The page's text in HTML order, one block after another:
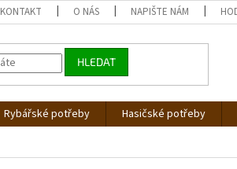
KONTAKT O NÁS NAPIŠTE NÁM
HLEDAT
Rybářské potřeby Hasičské potřeby